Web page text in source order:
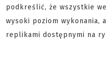
podkreślić, że wszystkie
wysoki poziom wykonania,
replikami dostępnymi na